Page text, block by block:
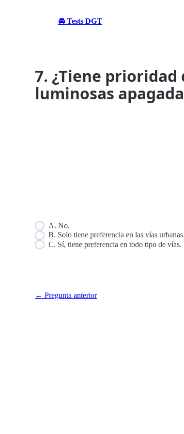
🚘 Tests DGT
7. ¿Tiene prioridad
luminosas
A. No.
B. Solo tiene preferencia en las vías urbanas.
C. Sí, tiene preferencia en todo tipo de vías.
← Pregunta anterior